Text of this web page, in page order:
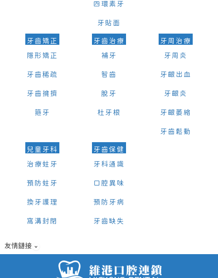
四環素牙
牙貼面
牙齒矯正
隱形矯正
牙齒稀疏
牙齒擁擠
箍牙
牙齒治療
補牙
智齒
脫牙
杜牙根
牙周治療
牙周炎
牙齦出血
牙齦炎
牙齦萎縮
牙齒鬆動
兒童牙科
治療蛀牙
預防蛀牙
換牙護理
窩溝封閉
牙齒保健
牙科通識
口腔異味
預防牙病
牙齒缺失
友情鏈接